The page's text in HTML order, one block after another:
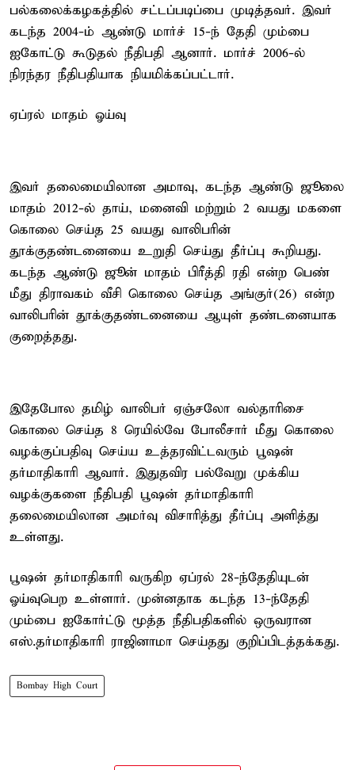
பல்கலைக்கழகத்தில் சட்டப்படிப்பை முடித்தவர். இவர்
கடந்த 2004-ம் ஆண்டு மார்ச் 15-ந் தேதி மும்பை
ஐகோட்டு கூடுதல் நீதிபதி ஆனார். மார்ச் 2006-ல்
நிரந்தர நீதிபதியாக நியமிக்கப்பட்டார்.
ஏப்ரல் மாதம் ஓய்வு
இவர் தலைமையிலான அமாவு, கடந்த ஆண்டு ஜூலை
மாதம் 2012-ல் தாய், மனைவி மற்றும் 2 வயது மகளை
கொலை செய்த 25 வயது வாலிபரின்
தூக்குதண்டனையை உறுதி செய்து தீர்ப்பு கூறியது.
கடந்த ஆண்டு ஜூன் மாதம் பிரீத்தி ரதி என்ற பெண்
மீது திராவகம் வீசி கொலை செய்த அங்குர்(26) என்ற
வாலிபரின் தூக்குதண்டனையை ஆயுள் தண்டனையாக
குறைத்தது.
இதேபோல தமிழ் வாலிபர் ஏஞ்சலோ வல்தாரிசை
கொலை செய்த 8 ரெயில்வே போலீசார் மீது கொலை
வழக்குப்பதிவு செய்ய உத்தரவிட்டவரும் பூஷன்
தர்மாதிகாரி ஆவார். இதுதவிர பல்வேறு முக்கிய
வழக்குகளை நீதிபதி பூஷன் தர்மாதிகாரி
தலைமையிலான அமர்வு விசாரித்து தீர்ப்பு அளித்து
உள்ளது.
பூஷன் தர்மாதிகாரி வருகிற ஏப்ரல் 28-ந்தேதியுடன்
ஓய்வுபெற உள்ளார். முன்னதாக கடந்த 13-ந்தேதி
மும்பை ஐகோர்ட்டு மூத்த நீதிபதிகளில் ஒருவரான
எஸ்.தர்மாதிகாரி ராஜினாமா செய்தது குறிப்பிடத்தக்கது.
Bombay High Court